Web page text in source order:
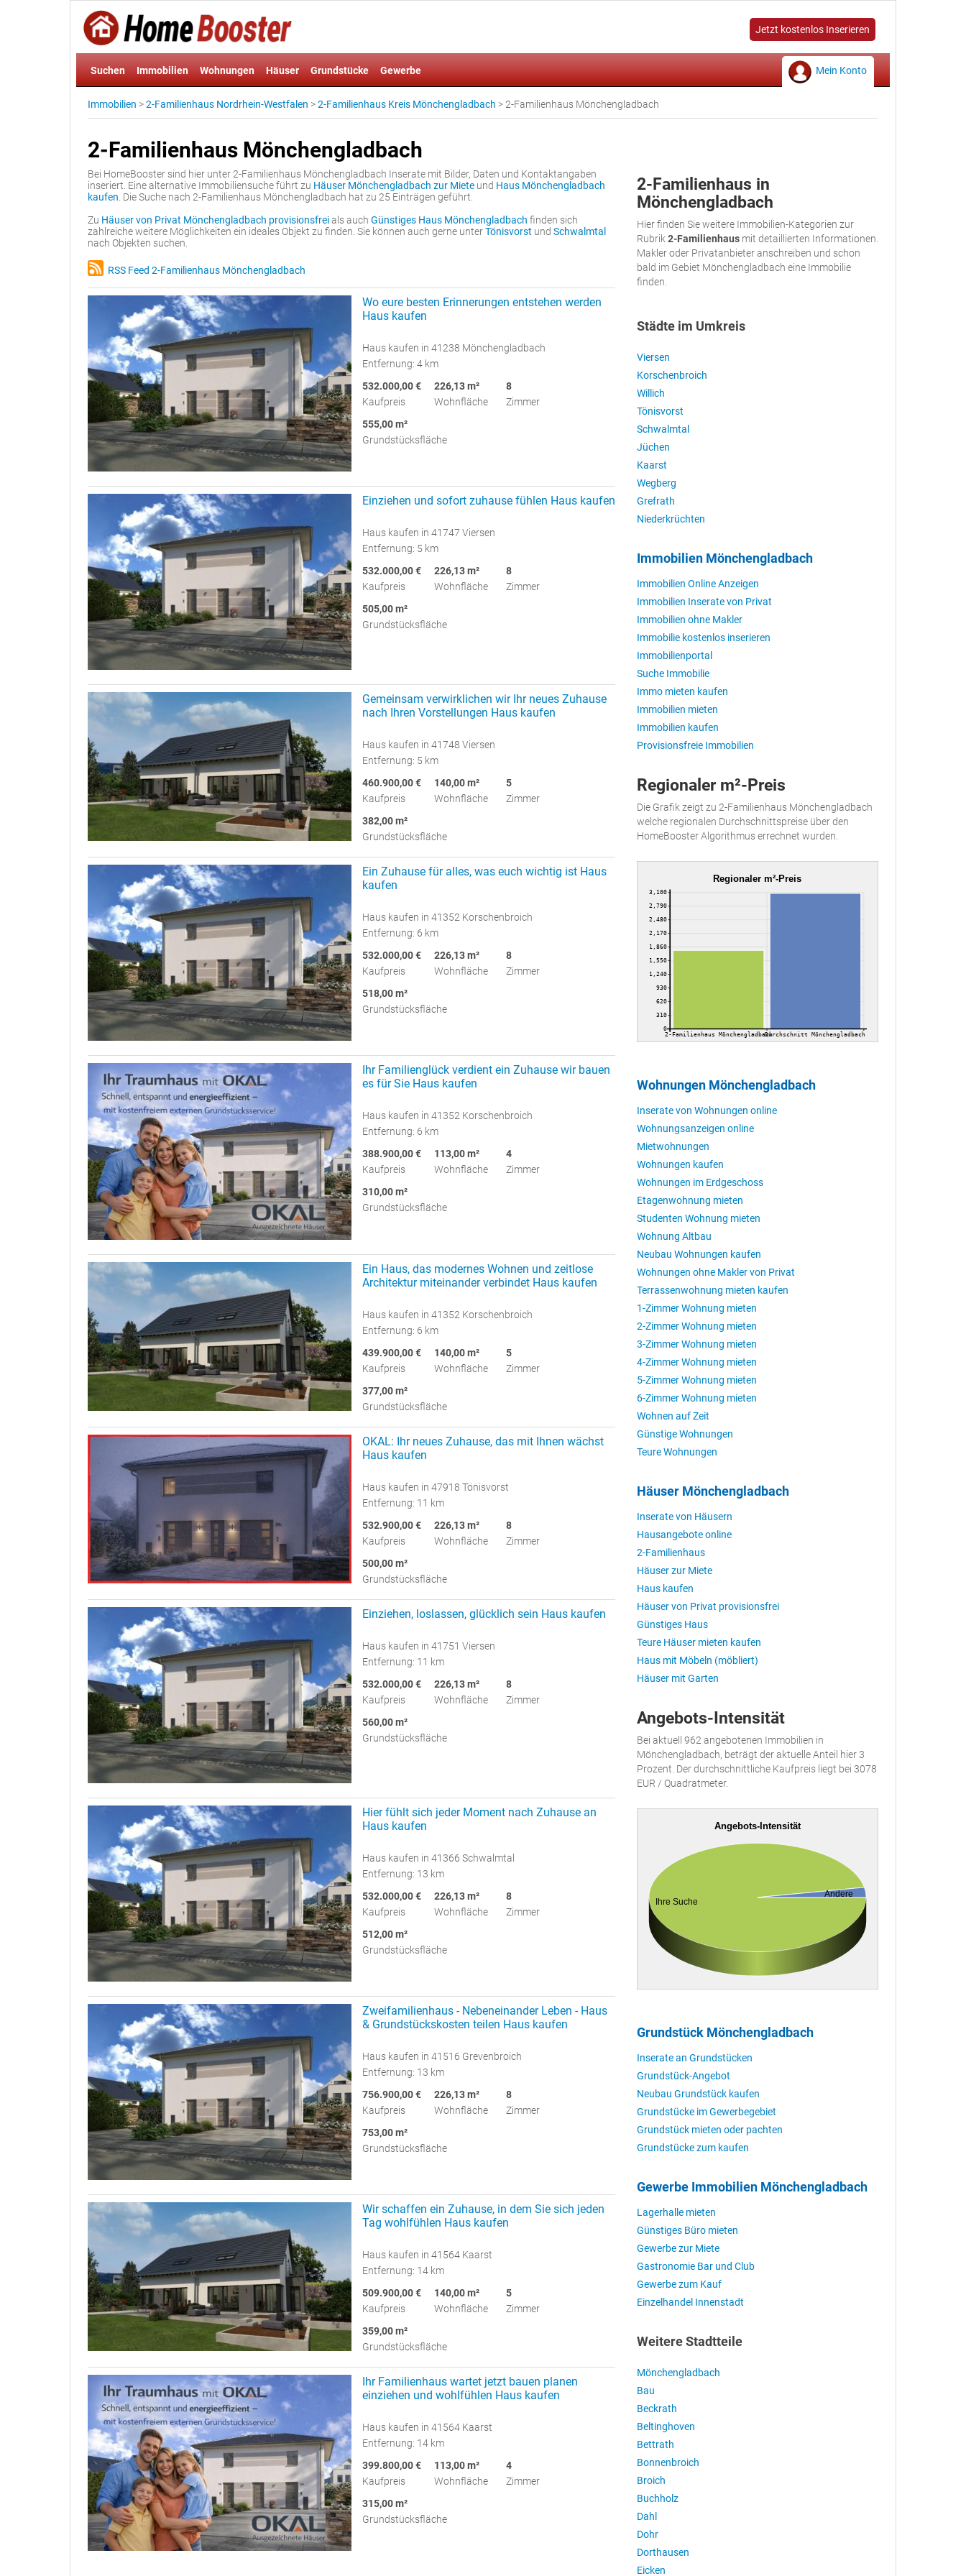
Jetzt kostenlos Inserieren
Suchen Immobilien Wohnungen Häuser Grundstücke Gewerbe Mein Konto
Immobilien >2-Familienhaus Nordrhein-Westfalen >2-Familienhaus Kreis Mönchengladbach > 2-Familienhaus Mönchengladbach
2-Familienhaus Mönchengladbach
Bei HomeBooster sind hier unter 2-Familienhaus Mönchengladbach Inserate mit Bilder, Daten und Kontaktangaben
inseriert. Eine alternative Immobiliensuche führt zu Häuser Mönchengladbach zur Miete und Haus Mönchengladbach
kaufen . Die Suche nach 2-Familienhaus Mönchengladbach hat zu 25 Einträgen geführt.
Zu Häuser von Privat Mönchengladbach provisionsfreials auch Günstiges Haus Mönchengladbach finden sich
zahlreiche weitere Möglichkeiten ein ideales Objekt zu finden. Sie können auch gerne unterTönisvorst und Schwalmtal
nach Objekten suchen.
RSS Feed 2-Familienhaus Mönchengladbach
Wo eure besten Erinnerungen entstehen werden
Haus kaufen
Haus kaufen in 41238 Mönchengladbach
Entfernung: 4 km
532.000,00 €
Kaufpreis
226,13 m²
Wohnfläche
8
Zimmer
555,00 m²
Grundstücksfläche
Einziehen und sofort zuhause fühlen Haus kaufen
Haus kaufen in 41747 Viersen
Entfernung: 5 km
532.000,00 €
Kaufpreis
226,13 m²
Wohnfläche
8
Zimmer
505,00 m²
Grundstücksfläche
Gemeinsam verwirklichen wir Ihr neues Zuhause
nach Ihren Vorstellungen Haus kaufen
Haus kaufen in 41748 Viersen
Entfernung: 5 km
460.900,00 €
Kaufpreis
140,00 m²
Wohnfläche
5
Zimmer
382,00 m²
Grundstücksfläche
Ein Zuhause für alles, was euch wichtig ist Haus
kaufen
Haus kaufen in 41352 Korschenbroich
Entfernung: 6 km
532.000,00 €
Kaufpreis
226,13 m²
Wohnfläche
8
Zimmer
518,00 m²
Grundstücksfläche
Ihr Familienglück verdient ein Zuhause wir bauen
es für Sie Haus kaufen
Haus kaufen in 41352 Korschenbroich
Entfernung: 6 km
388.900,00 €
Kaufpreis
113,00 m²
Wohnfläche
4
Zimmer
310,00 m²
Grundstücksfläche
Ein Haus, das modernes Wohnen und zeitlose
Architektur miteinander verbindet Haus kaufen
Haus kaufen in 41352 Korschenbroich
Entfernung: 6 km
439.900,00 €
Kaufpreis
140,00 m²
Wohnfläche
5
Zimmer
377,00 m²
Grundstücksfläche
OKAL: Ihr neues Zuhause, das mit Ihnen wächst
Haus kaufen
Haus kaufen in 47918 Tönisvorst
Entfernung: 11 km
532.900,00 €
Kaufpreis
226,13 m²
Wohnfläche
8
Zimmer
500,00 m²
Grundstücksfläche
Einziehen, loslassen, glücklich sein Haus kaufen
Haus kaufen in 41751 Viersen
Entfernung: 11 km
532.000,00 €
Kaufpreis
226,13 m²
Wohnfläche
8
Zimmer
560,00 m²
Grundstücksfläche
Hier fühlt sich jeder Moment nach Zuhause an
Haus kaufen
Haus kaufen in 41366 Schwalmtal
Entfernung: 13 km
532.000,00 €
Kaufpreis
226,13 m²
Wohnfläche
8
Zimmer
512,00 m²
Grundstücksfläche
Zweifamilienhaus - Nebeneinander Leben - Haus
& Grundstückskosten teilen Haus kaufen
Haus kaufen in 41516 Grevenbroich
Entfernung: 13 km
756.900,00 €
Kaufpreis
226,13 m²
Wohnfläche
8
Zimmer
753,00 m²
Grundstücksfläche
Wir schaffen ein Zuhause, in dem Sie sich jeden
Tag wohlfühlen Haus kaufen
Haus kaufen in 41564 Kaarst
Entfernung: 14 km
509.900,00 €
Kaufpreis
140,00 m²
Wohnfläche
5
Zimmer
359,00 m²
Grundstücksfläche
Ihr Familienhaus wartet jetzt bauen planen
einziehen und wohlfühlen Haus kaufen
Haus kaufen in 41564 Kaarst
Entfernung: 14 km
399.800,00 €
Kaufpreis
113,00 m²
Wohnfläche
4
Zimmer
315,00 m²
Grundstücksfläche
2-Familienhaus in
Mönchengladbach
Hier finden Sie weitere Immobilien-Kategorien zur
Rubrik 2-Familienhaus mit detaillierten Informationen.
Makler oder Privatanbieter anschreiben und schon
bald im Gebiet Mönchengladbach eine Immobilie
finden.
Städte im Umkreis
Viersen
Korschenbroich
Willich
Tönisvorst
Schwalmtal
Jüchen
Kaarst
Wegberg
Grefrath
Niederkrüchten
Immobilien Mönchengladbach
Immobilien Online Anzeigen
Immobilien Inserate von Privat
Immobilien ohne Makler
Immobilie kostenlos inserieren
Immobilienportal
Suche Immobilie
Immo mieten kaufen
Immobilien mieten
Immobilien kaufen
Provisionsfreie Immobilien
Regionaler m²-Preis
Die Grafik zeigt zu 2-Familienhaus Mönchengladbach
welche regionalen Durchschnittspreise über den
HomeBooster Algorithmus errechnet wurden.
Regionaler m²-Preis
0
310
620
930
1,240
1,550
1,860
2,170
2,480
2,790
3,100
2-Familienhaus MönchengladbachDurchschnitt Mönchengladbach
Wohnungen Mönchengladbach
Inserate von Wohnungen online
Wohnungsanzeigen online
Mietwohnungen
Wohnungen kaufen
Wohnungen im Erdgeschoss
Etagenwohnung mieten
Studenten Wohnung mieten
Wohnung Altbau
Neubau Wohnungen kaufen
Wohnungen ohne Makler von Privat
Terrassenwohnung mieten kaufen
1-Zimmer Wohnung mieten
2-Zimmer Wohnung mieten
3-Zimmer Wohnung mieten
4-Zimmer Wohnung mieten
5-Zimmer Wohnung mieten
6-Zimmer Wohnung mieten
Wohnen auf Zeit
Günstige Wohnungen
Teure Wohnungen
Häuser Mönchengladbach
Inserate von Häusern
Hausangebote online
2-Familienhaus
Häuser zur Miete
Haus kaufen
Häuser von Privat provisionsfrei
Günstiges Haus
Teure Häuser mieten kaufen
Haus mit Möbeln (möbliert)
Häuser mit Garten
Angebots-Intensität
Bei aktuell 962 angebotenen Immobilien in
Mönchengladbach, beträgt der aktuelle Anteil hier 3
Prozent. Der durchschnittliche Kaufpreis liegt bei 3078
EUR / Quadratmeter.
Angebots-Intensität
Ihre Suche
Andere
Grundstück Mönchengladbach
Inserate an Grundstücken
Grundstück-Angebot
Neubau Grundstück kaufen
Grundstücke im Gewerbegebiet
Grundstück mieten oder pachten
Grundstücke zum kaufen
Gewerbe Immobilien Mönchengladbach
Lagerhalle mieten
Günstiges Büro mieten
Gewerbe zur Miete
Gastronomie Bar und Club
Gewerbe zum Kauf
Einzelhandel Innenstadt
Weitere Stadtteile
Mönchengladbach
Bau
Beckrath
Beltinghoven
Bettrath
Bonnenbroich
Broich
Buchholz
Dahl
Dohr
Dorthausen
Eicken